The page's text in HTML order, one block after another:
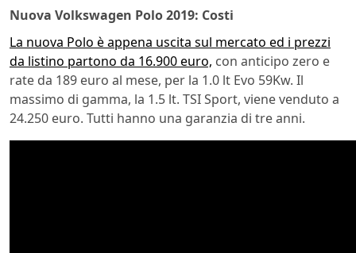
Nuova Volkswagen Polo 2019: Costi
La nuova Polo è appena uscita sul mercato ed i prezzi
da listino partono da 16.900 euro, con anticipo zero e
rate da 189 euro al mese, per la 1.0 lt Evo 59Kw. Il
massimo di gamma, la 1.5 lt. TSI Sport, viene venduto a
24.250 euro. Tutti hanno una garanzia di tre anni.